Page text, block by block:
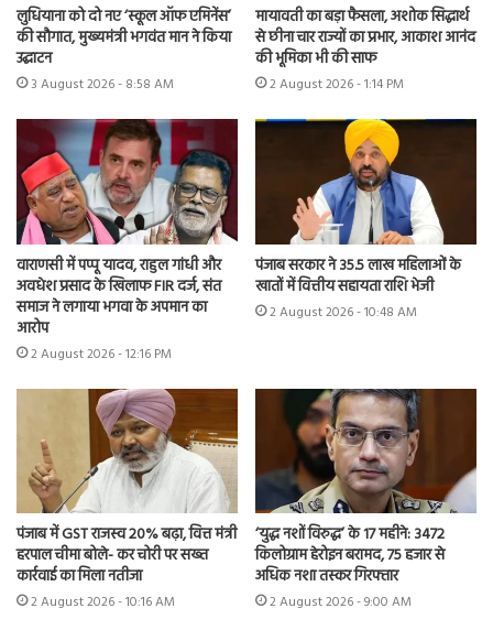
लुधियाना को दो नए ‘स्कूल ऑफ एमिनेंस’
की सौगात, मुख्यमंत्री भगवंत मान ने किया
उद्घाटन
3 August 2026 - 8:58 AM
मायावती का बड़ा फैसला, अशोक सिद्धार्थ
से छीना चार राज्यों का प्रभार, आकाश आनंद
की भूमिका भी की साफ
2 August 2026 - 1:14 PM
वाराणसी में पप्पू यादव, राहुल गांधी और
अवधेश प्रसाद के खिलाफ FIR दर्ज, संत
समाज ने लगाया भगवा के अपमान का
आरोप
2 August 2026 - 12:16 PM
पंजाब सरकार ने 35.5 लाख महिलाओं के
खातों में वित्तीय सहायता राशि भेजी
2 August 2026 - 10:48 AM
पंजाब में GST राजस्व 20% बढ़ा, वित्त मंत्री
हरपाल चीमा बोले- कर चोरी पर सख्त
कार्रवाई का मिला नतीजा
2 August 2026 - 10:16 AM
‘युद्ध नशों विरुद्ध’ के 17 महीने: 3472
किलोग्राम हेरोइन बरामद, 75 हजार से
अधिक नशा तस्कर गिरफ्तार
2 August 2026 - 9:00 AM